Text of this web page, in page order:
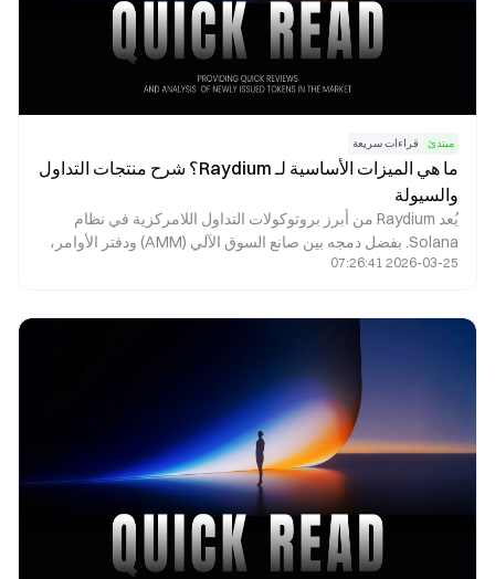
مبتدئ قراءات سريعة
ما هي الميزات الأساسية لـ Raydium؟ شرح منتجات التداول
والسيولة
يُعد Raydium من أبرز بروتوكولات التداول اللامركزية في نظام
Solana. بفضل دمجه بين صانع السوق الآلي (AMM) ودفتر الأوامر،
يوفّر عمليات مبادلة سريعة، وتعدين سيولة، وإطلاق مشاريع،
2026-03-25 07:26:41